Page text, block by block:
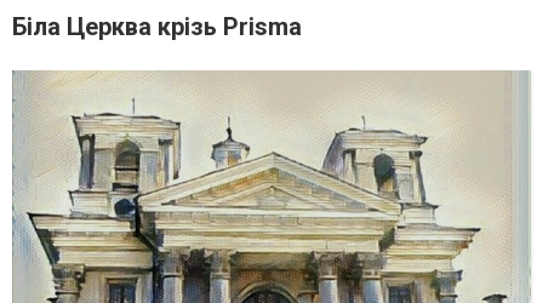
Біла Церква крізь Prisma